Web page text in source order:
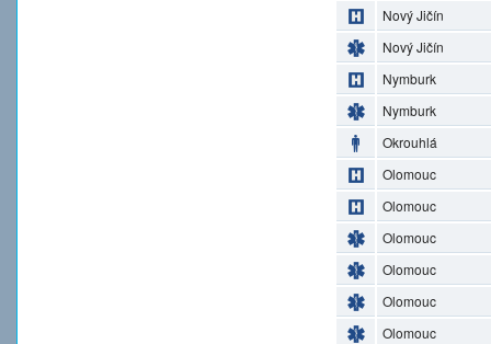
Nový Jičín
Nový Jičín
Nymburk
Nymburk
Okrouhlá
Olomouc
Olomouc
Olomouc
Olomouc
Olomouc
Olomouc